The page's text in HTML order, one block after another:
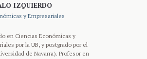
IZQUIERDO
y Empresariales
en Ciencias Económicas y
por la UB, y postgrado por el
de Navarra). Profesor en